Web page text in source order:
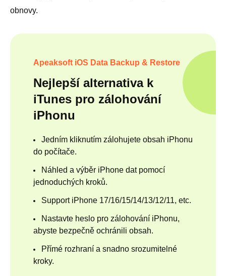
obnovy.
Apeaksoft iOS Data Backup & Restore
Nejlepší alternativa k
iTunes pro zálohování
iPhonu
Jedním kliknutím zálohujete obsah iPhonu
do počítače.
Náhled a výběr iPhone dat pomocí
jednoduchých kroků.
Support iPhone 17/16/15/14/13/12/11, etc.
Nastavte heslo pro zálohování iPhonu,
abyste bezpečně ochránili obsah.
Přímé rozhraní a snadno srozumitelné
kroky.